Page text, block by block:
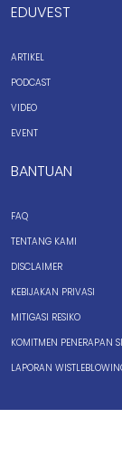
EDUVEST
ARTIKEL
PODCAST
VIDEO
EVENT
BANTUAN
FAQ
TENTANG KAMI
DISCLAIMER
KEBIJAKAN PRIVASI
MITIGASI RESIKO
KOMITMEN PENERAPAN
LAPORAN